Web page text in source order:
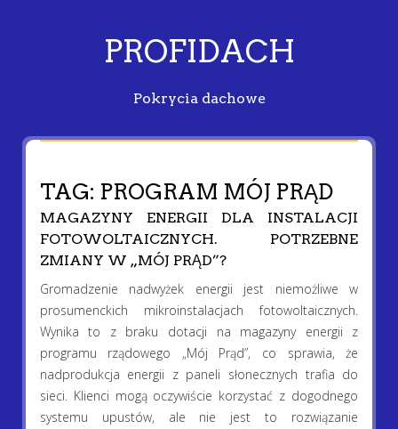
PROFIDACH
Pokrycia dachowe
TAG: PROGRAM MÓJ PRĄD
MAGAZYNY ENERGII DLA INSTALACJI
FOTOWOLTAICZNYCH. POTRZEBNE
ZMIANY W „MÓJ PRĄD”?
Gromadzenie nadwyżek energii jest niemożliwe w
prosumenckich mikroinstalacjach fotowoltaicznych.
Wynika to z braku dotacji na magazyny energii z
programu rządowego „Mój Prąd”, co sprawia, że
nadprodukcja energii z paneli słonecznych trafia do
sieci. Klienci mogą oczywiście korzystać z dogodnego
systemu upustów, ale nie jest to rozwiązanie